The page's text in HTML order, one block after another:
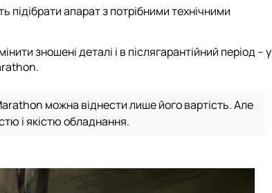
апарат з потрібними технічними
зношені деталі і в післягарантійний період – у
можна віднести лише його вартість. Але
і якістю обладнання.